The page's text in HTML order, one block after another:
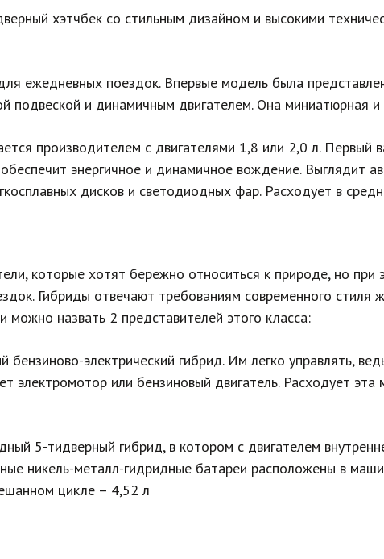
хэтчбек со стильным дизайном и высокими
ежедневных поездок. Впервые модель была
подвеской и динамичным двигателем. Она миниатюрная
производителем с двигателями 1,8 или 2,0 л.
энергичное и динамичное вождение. Выглядит
дисков и светодиодных фар. Расходует в
которые хотят бережно относиться к природе, но при
Гибриды отвечают требованиям современного стиля
можно назвать 2 представителей этого класса:
бензиново-электрический гибрид. Им легко управлять,
электромотор или бензиновый двигатель. Расходует
5-тидверный гибрид, в котором с двигателем
никель-металл-гидридные батареи расположены в
цикле – 4,52 л